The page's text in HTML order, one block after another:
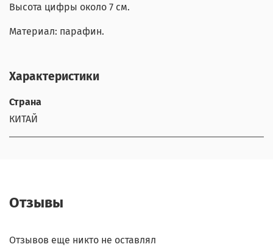
Высота цифры около 7 см.
Материал: парафин.
Характеристики
Страна
КИТАЙ
Отзывы
Отзывов еще никто не оставлял